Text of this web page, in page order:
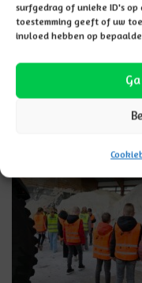
surfgedrag of unieke ID's
toestemming geeft of uw
invloed hebben op